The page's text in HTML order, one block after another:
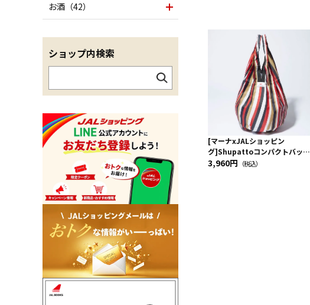
[マーナxJALショッピン
グ]Shupattoコンパクトバッグ
Drop JAL客室乗務員（LC）スカ
3,960円 （税込）
お酒（42）
ショップ内検索